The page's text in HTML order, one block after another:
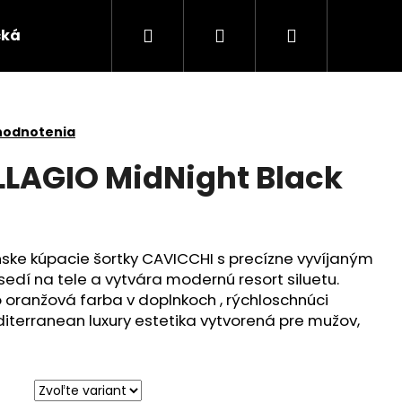
Hľadať PrihlásenieNákupný
MidNight Black
kúpacie šortky CAVICCHI s precízne vyvíjaným
na tele a vytvára modernú resort siluetu.
farba v doplnkoch , rýchloschnúci
luxury estetika vytvorená pre mužov,